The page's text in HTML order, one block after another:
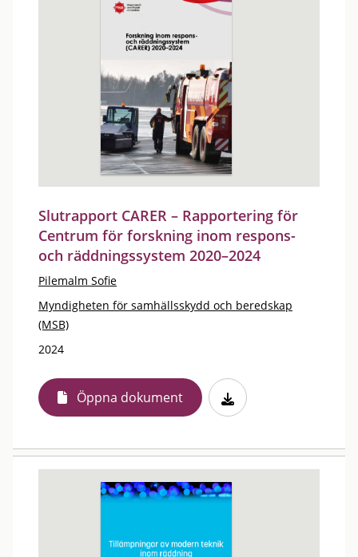
Slutrapport CARER – Rapportering för
Centrum för forskning inom respons-
och räddningssystem 2020–2024
Pilemalm Sofie
Myndigheten för samhällsskydd och beredskap
(MSB)
2024
Öppna dokument